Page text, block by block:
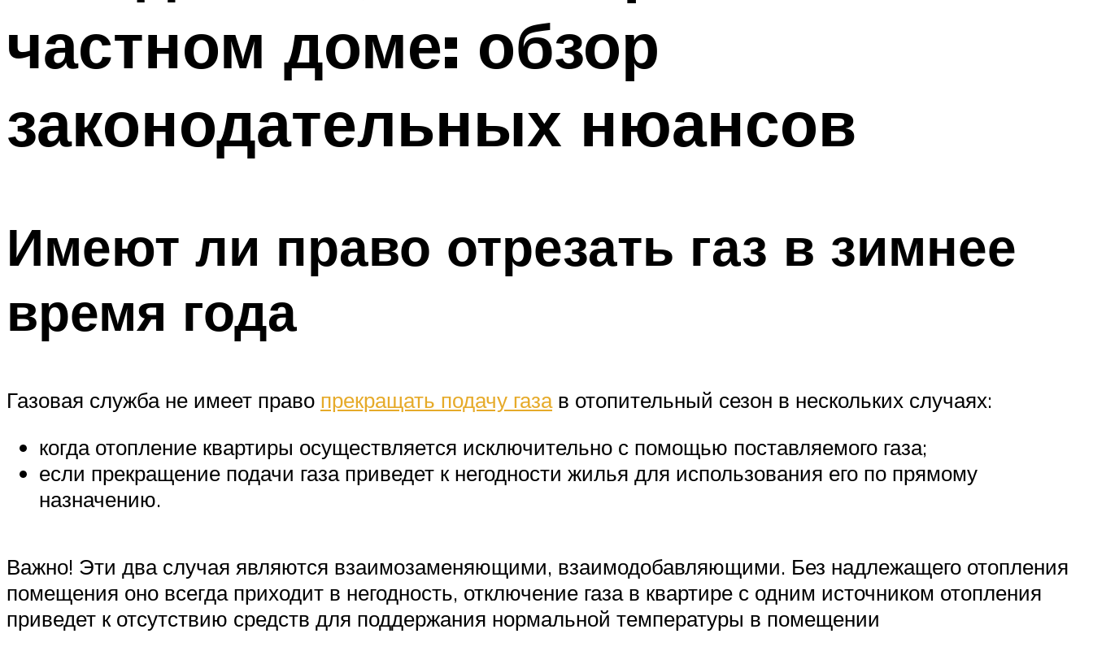
частном доме: обзор
законодательных нюансов
Имеют ли право отрезать газ в зимнее
время года
Газовая служба не имеет право прекращать подачу газав отопительный сезон в нескольких случаях:
когда отопление квартиры осуществляется исключительно с помощью поставляемого газа;
если прекращение подачи газа приведет к негодности жилья для использования его по прямому
назначению.
Важно! Эти два случая являются взаимозаменяющими, взаимодобавляющими. Без надлежащего отопления
помещения оно всегда приходит в негодность, отключение газа в квартире с одним источником отопления
приведет к отсутствию средств для поддержания нормальной температуры в помещении